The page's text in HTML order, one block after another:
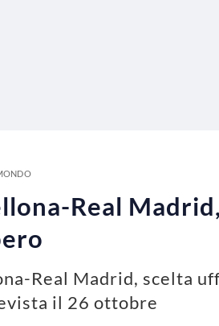
Real
Real Madrid, scelta
il 26 ottobre